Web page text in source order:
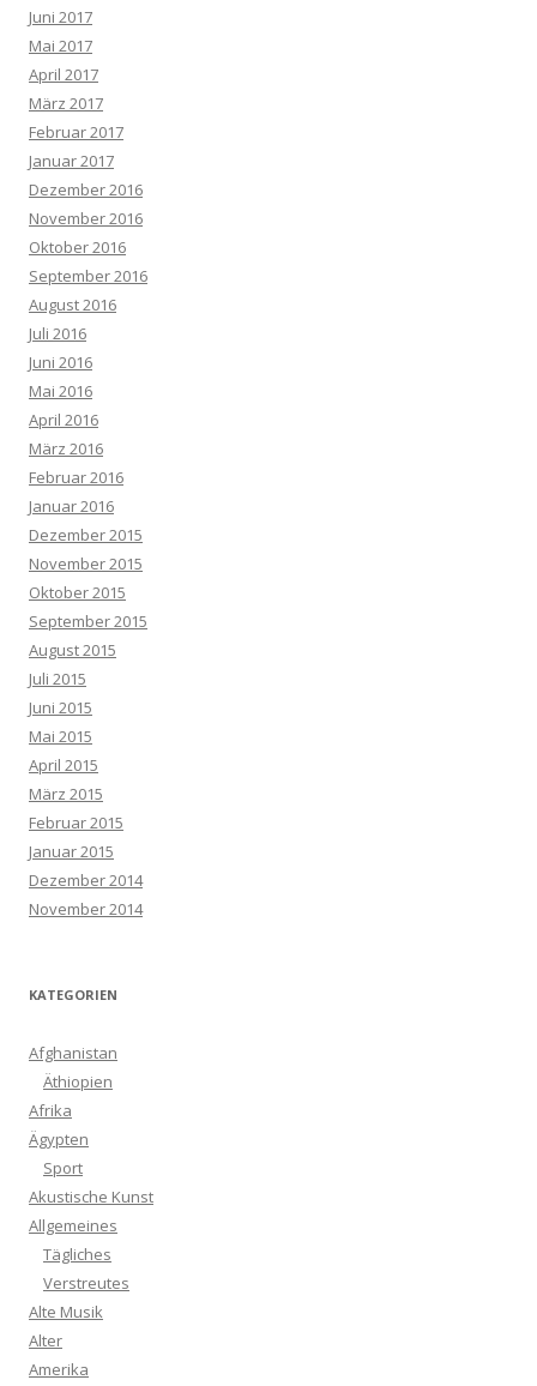
Juni 2017
Mai 2017
April 2017
März 2017
Februar 2017
Januar 2017
Dezember 2016
November 2016
Oktober 2016
September 2016
August 2016
Juli 2016
Juni 2016
Mai 2016
April 2016
März 2016
Februar 2016
Januar 2016
Dezember 2015
November 2015
Oktober 2015
September 2015
August 2015
Juli 2015
Juni 2015
Mai 2015
April 2015
März 2015
Februar 2015
Januar 2015
Dezember 2014
November 2014
KATEGORIEN
Afghanistan
Äthiopien
Afrika
Ägypten
Sport
Akustische Kunst
Allgemeines
Tägliches
Verstreutes
Alte Musik
Alter
Amerika